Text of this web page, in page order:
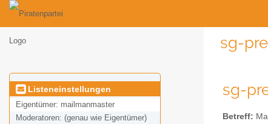
sg-
Listeneinstellungen
Eigentümer: mailmanmaster
Moderatoren: (genau wie Eigentümer)
sg-
Betreff: